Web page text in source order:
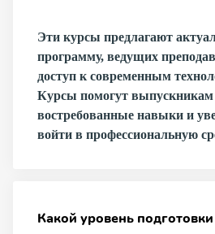
Эти курсы предлагают
программу, ведущих
доступ к современным
Курсы помогут выпускникам
востребованные навыки и
войти в профессиональную
Какой уровень